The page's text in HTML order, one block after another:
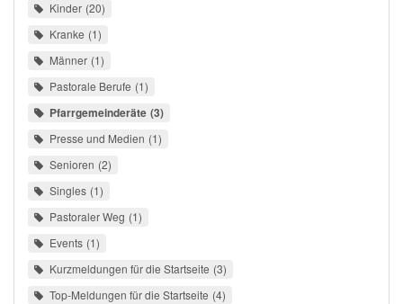
Kinder 20
Kranke 1
Männer 1
Pastorale Berufe 1
Pfarrgemeinderäte 3
Presse und Medien 1
Senioren 2
Singles 1
Pastoraler Weg 1
Events 1
Kurzmeldungen für die Startseite 3
Top-Meldungen für die Startseite 4